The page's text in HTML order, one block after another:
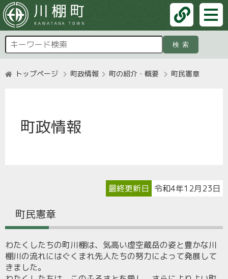
検索
トップページ 町政情報 町の紹介・概要 町民憲章
町政情報
最終更新日 令和4年12月23日
町民憲章
わたくしたちの町川棚は、気高い虚空蔵岳の姿と豊かな川
棚川の流れにはぐくまれ先人たちの努力によって発展して
きました。